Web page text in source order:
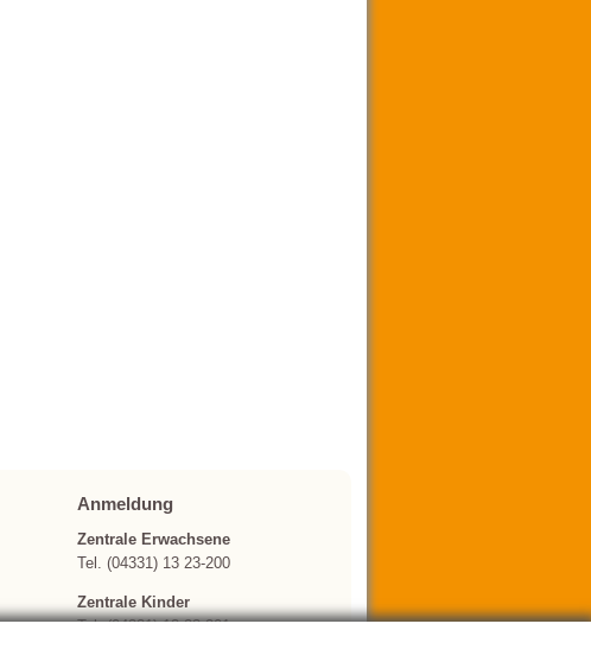
Anmeldung
Zentrale Erwachsene
Tel. (04331) 13 23-200
Zentrale Kinder
Tel. (04331) 13 23-201